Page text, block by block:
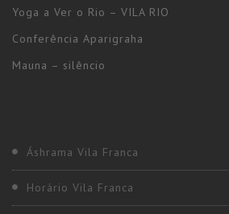
Yoga a Ver o Rio – VILA RIO
Conferência Aparigraha
Mauna – silêncio
Áshrama Vila Franca
Horário Vila Franca